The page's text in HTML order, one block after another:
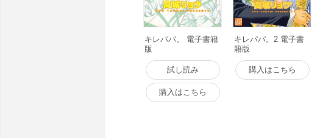
キレパパ。 電子書籍
版
試し読み
購入はこちら
キレパパ。2 電子書
籍版
購入はこちら